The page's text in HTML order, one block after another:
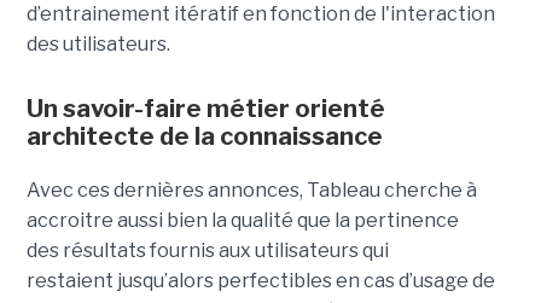
d’entrainement itératif en fonction de l'interaction
des utilisateurs.
Un savoir-faire métier orienté
architecte de la connaissance
Avec ces dernières annonces, Tableau cherche à
accroitre aussi bien la qualité que la pertinence
desrésultats fournis aux utilisateurs qui
restaient jusqu’alors perfectiblesen cas d’usage de